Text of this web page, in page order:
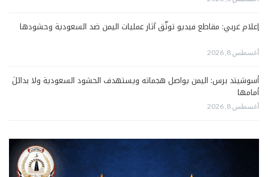
إعلام غربي: مقاطع فيديو توثّق آثار عمليات اليمن ضد السعودية وحشودها
أغسطس 8, 2026
أسوشيتد برس: اليمن يواصل هجماته ويستهدف الحشود السعودية ولا بدائلَ
أمامها
أغسطس 8, 2026